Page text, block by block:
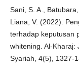
Sani, S. A.,
Liana, V. (2022).
terhadap keputusan
whitening. Al-Kharaj:
Syariah, 4(5), 1327-